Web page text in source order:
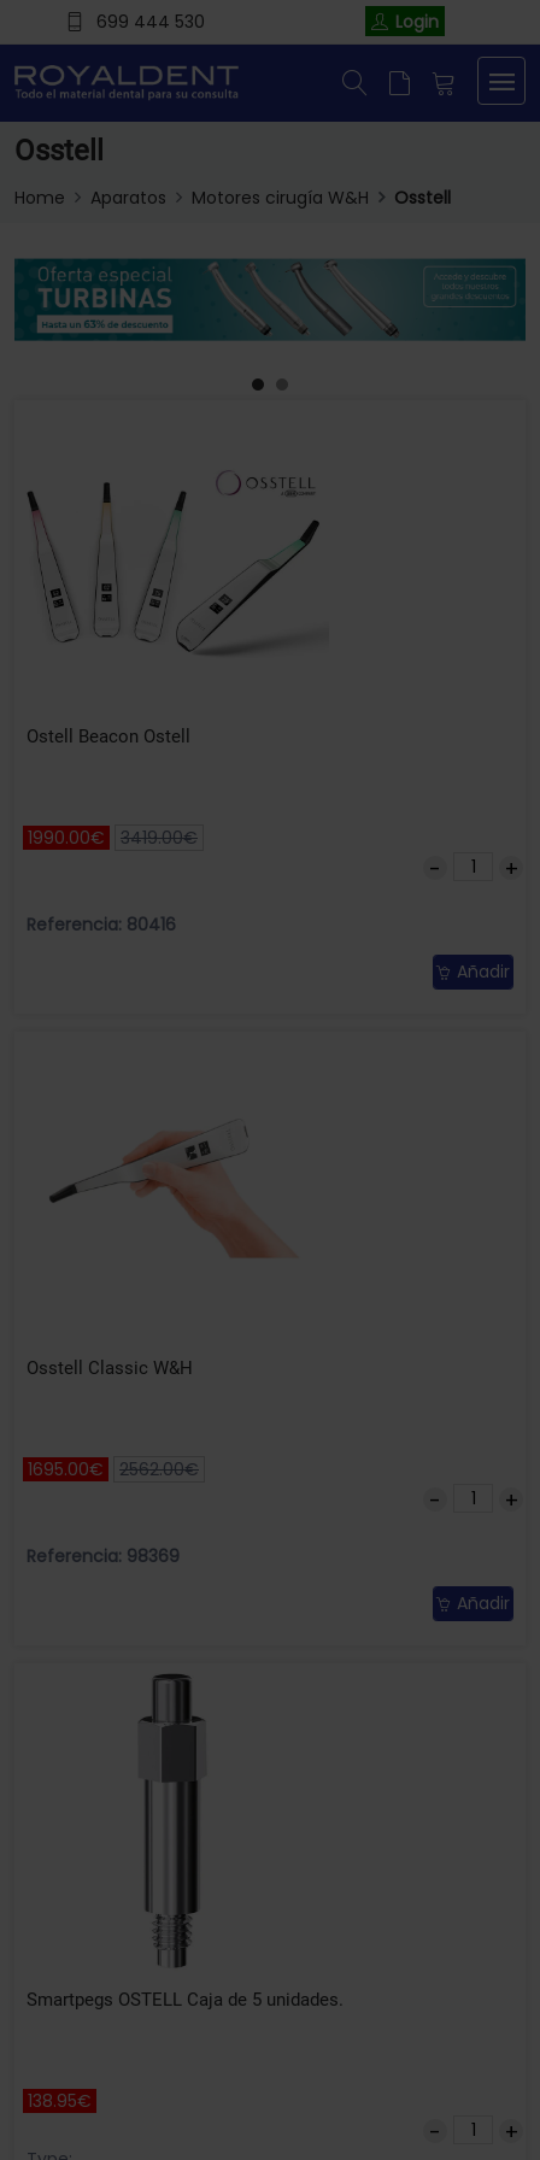
699 444 530 Login
Osstell
Home Aparatos Motores cirugía W&H Osstell
Ostell Beacon Ostell
1990.00€ 3419.00€
Referencia: 80416
Añadir
Osstell Classic W&H
1695.00€ 2562.00€
Referencia: 98369
Añadir
Smartpegs OSTELL Caja de 5 unidades.
138.95€